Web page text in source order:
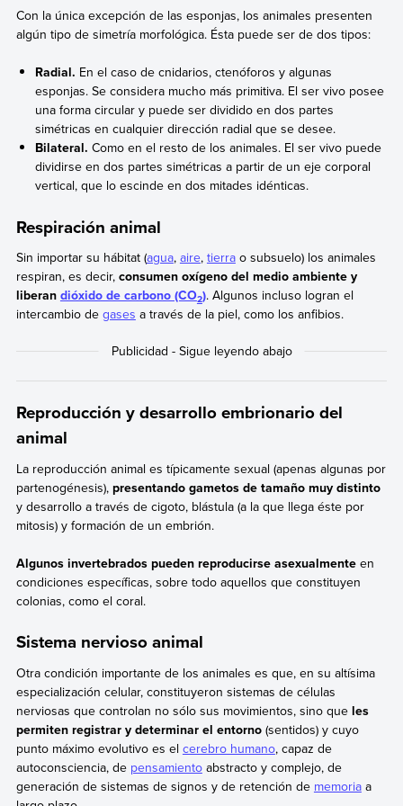
Con la única excepción de las esponjas, los animales presenten
algún tipo de simetría morfológica. Ésta puede ser de dos tipos:
Radial. En el caso de cnidarios, ctenóforos y algunas
esponjas. Se considera mucho más primitiva. El ser vivo posee
una forma circular y puede ser dividido en dos partes
simétricas en cualquier dirección radial que se desee.
Bilateral. Como en el resto de los animales. El ser vivo puede
dividirse en dos partes simétricas a partir de un eje corporal
vertical, que lo escinde en dos mitades idénticas.
Respiración animal
Sin importar su hábitat (agua, aire, tierrao subsuelo) los animales
respiran, es decir, consumen oxígeno del medio ambiente y
liberan dióxido de carbono (CO2). Algunos incluso logran el
intercambio de gases a través de la piel, como los anfibios.
Reproducción y desarrollo embrionario del
animal
La reproducción animal es típicamente sexual (apenas algunas por
partenogénesis), presentando gametos de tamaño muy distinto
y desarrollo a través de cigoto, blástula (a la que llega éste por
mitosis) y formación de un embrión.
Algunos invertebrados pueden reproducirse asexualmenteen
condiciones específicas, sobre todo aquellos que constituyen
colonias, como el coral.
Sistema nervioso animal
Otra condición importante de los animales es que, en su altísima
especialización celular, constituyeron sistemas de células
nerviosas que controlan no sólo sus movimientos, sino que les
permiten registrar y determinar el entorno(sentidos) y cuyo
punto máximo evolutivo es el cerebro humano, capaz de
autoconsciencia, de pensamientoabstracto y complejo, de
generación de sistemas de signos y de retención de memoriaa